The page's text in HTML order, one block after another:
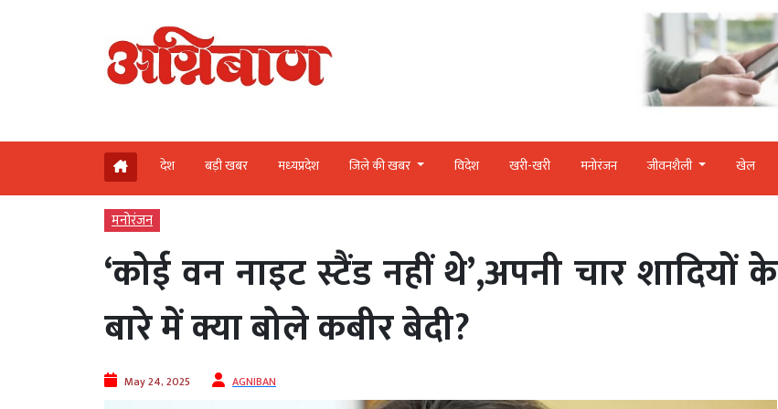
देश बड़ी खबर मध्‍यप्रदेश जिले की खबर विदेश खरी-खरी मनोरंजन जीवनशैली खेल
मनोरंजन
‘कोई वन नाइट स्टैंड नहीं थे’,अपनी चार शादियों के
बारे में क्या बोले कबीर बेदी?
May 24, 2025 AGNIBAN